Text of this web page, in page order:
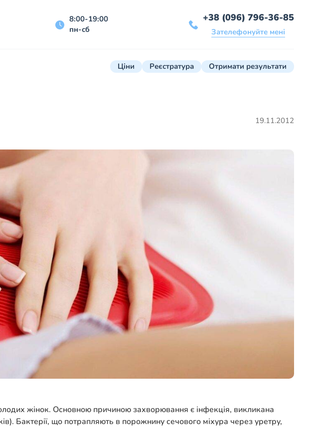
8:00-19:00
пн-сб
+38 (096) 796-36-85
Зателефонуйте мені
Ціни Реєстратура Отримати результати
19.11.2012
жінок. Основною причиною захворювання є інфекція, викликана
Бактерії, що потрапляють в порожнину сечового міхура через уретру,